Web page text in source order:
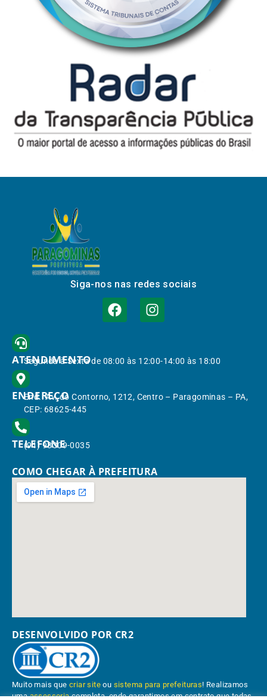
Siga-nos nas redes sociais
ATENDIMENTO
Segunda à Sexta de 08:00 às 12:00-14:00 às 18:00
ENDEREÇO
End.: Av. do Contorno, 1212, Centro – Paragominas – PA,
CEP: 68625-445
TELEFONE
(91) 98309-0035
COMO CHEGAR À PREFEITURA
DESENVOLVIDO POR CR2
Muito mais quecriar site ou sistema para prefeituras! Realizamos
umaassessoriacompleta, onde garantimos em contrato que todas